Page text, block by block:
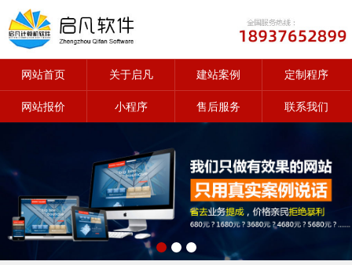
网站首页 关于启凡 建站案例 定制程序
网站报价 小程序 售后服务 联系我们